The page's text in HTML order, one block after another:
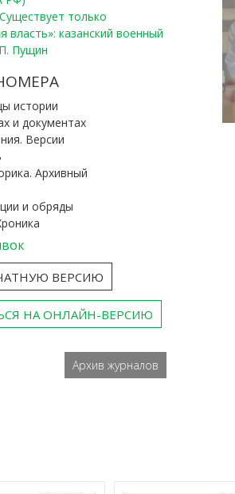
только
власть»: казанский военный
Пущин
истории
и документах
Версии
Архивный
и обряды
ВЕРСИЮ
НА ОНЛАЙН-ВЕРСИЮ
Архив журналов